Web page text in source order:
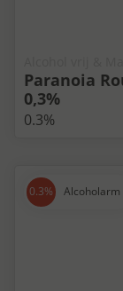
Paranoia
0,3%
0.3%
Alcoholarm